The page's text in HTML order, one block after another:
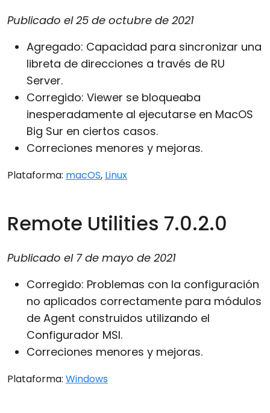
Publicado el25 de octubre de 2021
Agregado: Capacidad para sincronizar una
libreta de direcciones a través de RU
Server.
Corregido: Viewer se bloqueaba
inesperadamente al ejecutarse en MacOS
Big Sur en ciertos casos.
Correciones menores y mejoras.
Plataforma: macOS, Linux
Remote Utilities 7.0.2.0
Publicado el 7 de mayo de 2021
Corregido: Problemas con la configuración
no aplicados correctamente para módulos
de Agent construidos utilizando el
Configurador MSI.
Correciones menores y mejoras.
Plataforma: Windows